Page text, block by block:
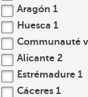
Aragón 1
Huesca 1
Communauté
Alicante 2
Estrémadure 1
Cáceres 1